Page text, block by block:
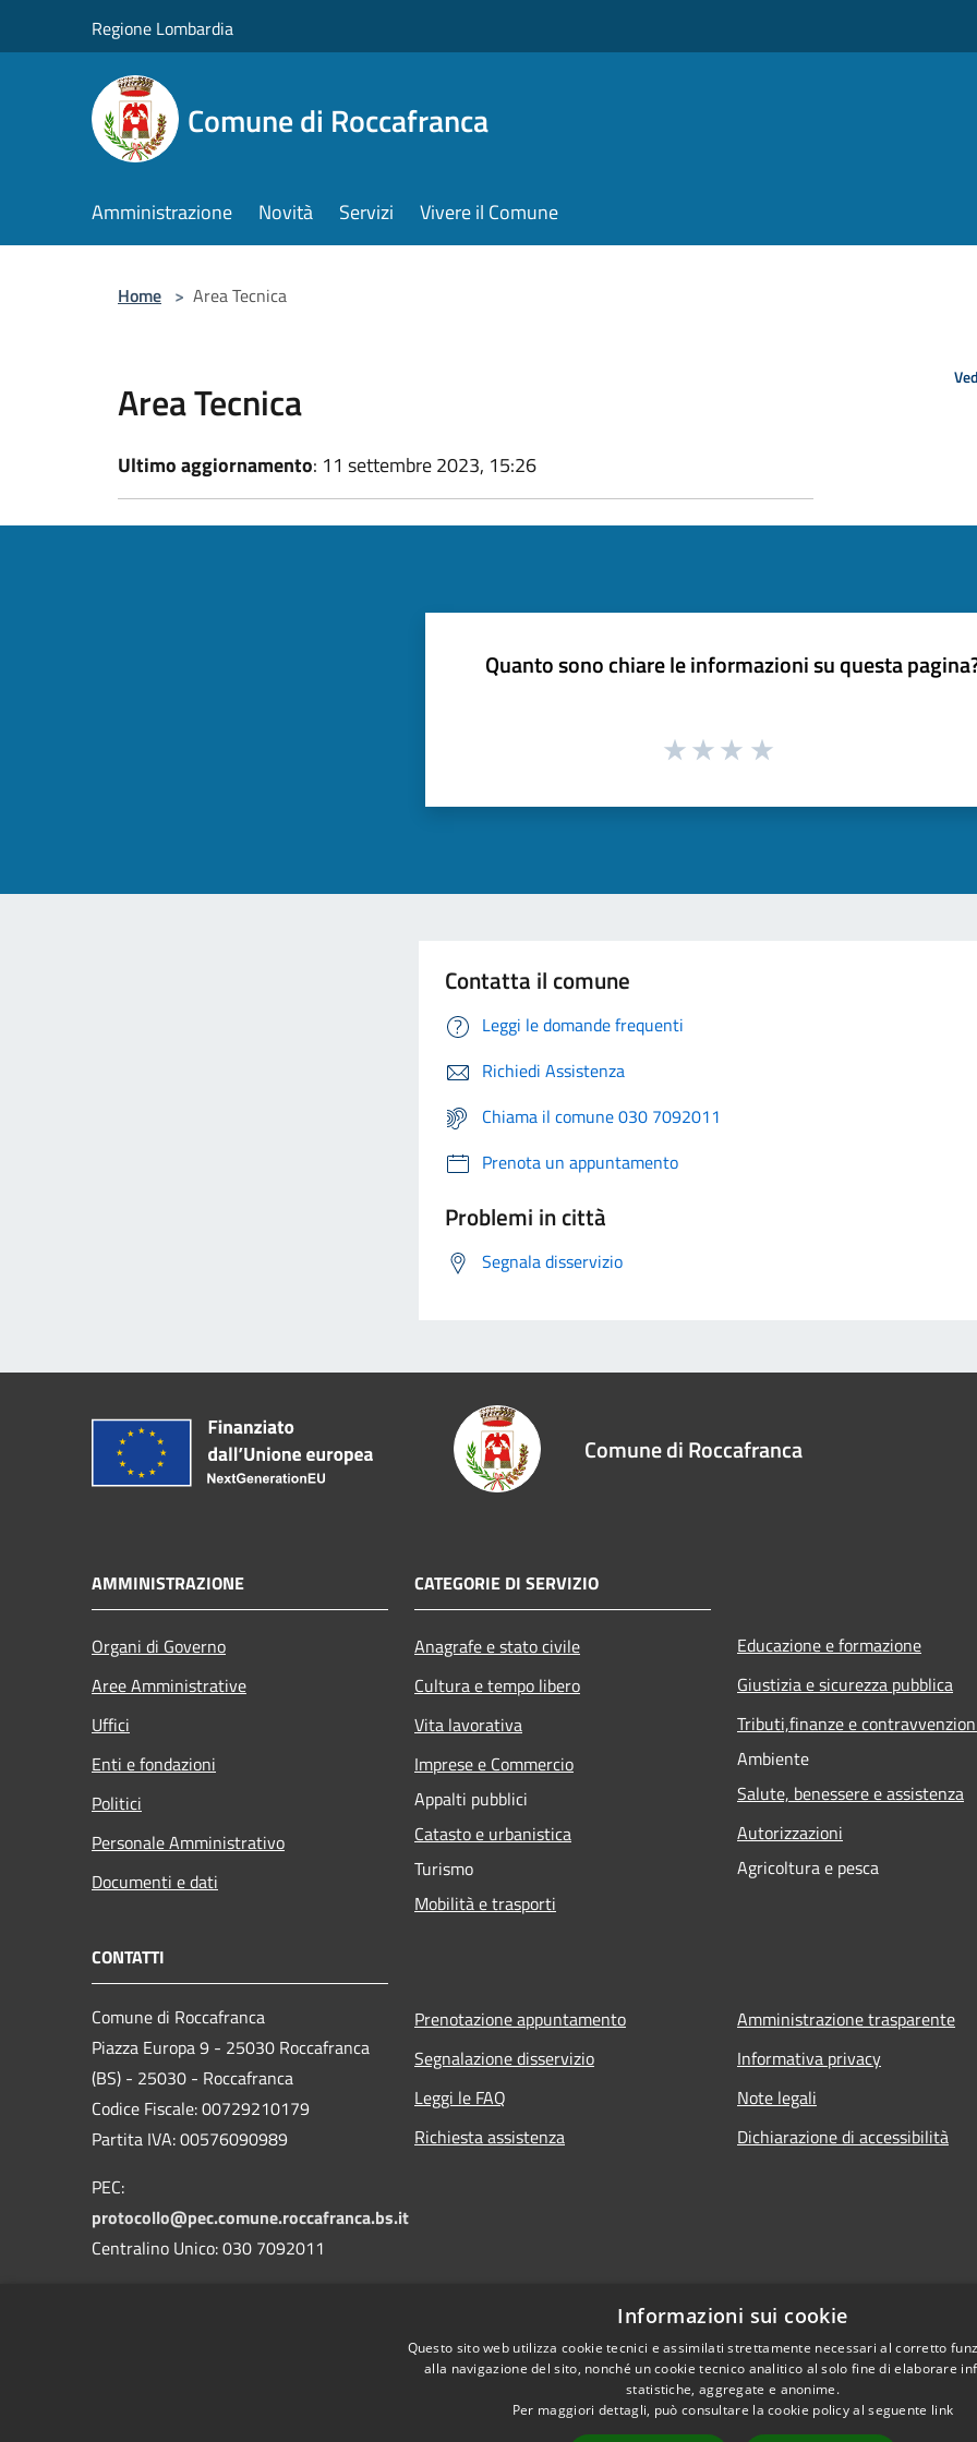
Regione Lombardia
Comune di Roccafranca
Amministrazione Novità Servizi Vivere il Comune
Home > Area Tecnica
Area Tecnica
Ultimo aggiornamento: 11 settembre 2023, 15:26
Quanto sono chiare le informazioni su questa
Contatta il comune
Leggi le domande frequenti
Richiedi Assistenza
Chiama il comune 030 7092011
Prenota un appuntamento
Problemi in città
Segnala disservizio
Comune di Roccafranca
AMMINISTRAZIONE
Organi di Governo
Aree Amministrative
Uffici
Enti e fondazioni
Politici
Personale Amministrativo
Documenti e dati
CATEGORIE DI SERVIZIO
Anagrafe e stato civile
Cultura e tempo libero
Vita lavorativa
Imprese e Commercio
Appalti pubblici
Catasto e urbanistica
Turismo
Mobilità e trasporti
Educazione e formazione
Giustizia e sicurezza pubblica
Tributi,finanze e
Ambiente
Salute, benessere e assistenza
Autorizzazioni
Agricoltura e pesca
CONTATTI
Comune di Roccafranca
Piazza Europa 9 - 25030 Roccafranca
(BS) - 25030 - Roccafranca
Codice Fiscale: 00729210179
Partita IVA: 00576090989
PEC:
protocollo@pec.comune.roccafranca.bs.it
Centralino Unico: 030 7092011
Prenotazione appuntamento
Segnalazione disservizio
Leggi le FAQ
Richiesta assistenza
Amministrazione trasparente
Informativa privacy
Note legali
Dichiarazione di accessibilità
Informazioni sui cookie
Questo sito web utilizza cookie tecnici e assimilati strettamente necessari al corretto
alla navigazione del sito, nonché un cookie tecnico analitico al solo fine di elaborare
statistiche, aggregate e anonime.
Per maggiori dettagli, può consultare la cookie policy al seguente link